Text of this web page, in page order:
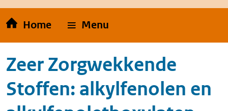
Home Menu
Zeer Zorgwekkende
Stoffen: alkylfenolen en